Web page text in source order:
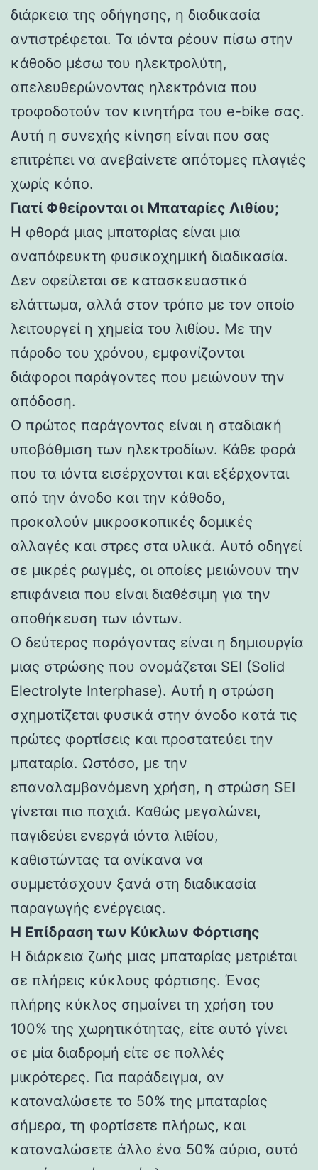
διάρκεια της οδήγησης, η διαδικασία
αντιστρέφεται. Τα ιόντα ρέουν πίσω στην
κάθοδο μέσω του ηλεκτρολύτη,
απελευθερώνοντας ηλεκτρόνια που
τροφοδοτούν τον κινητήρα του e-bike σας.
Αυτή η συνεχής κίνηση είναι που σας
επιτρέπει να ανεβαίνετε απότομες πλαγιές
χωρίς κόπο.
Γιατί Φθείρονται οι Μπαταρίες Λιθίου;
Η φθορά μιας μπαταρίας είναι μια
αναπόφευκτη φυσικοχημική διαδικασία.
Δεν οφείλεται σε κατασκευαστικό
ελάττωμα, αλλά στον τρόπο με τον οποίο
λειτουργεί η χημεία του λιθίου. Με την
πάροδο του χρόνου, εμφανίζονται
διάφοροι παράγοντες που μειώνουν την
απόδοση.
Ο πρώτος παράγοντας είναι η σταδιακή
υποβάθμιση των ηλεκτροδίων. Κάθε φορά
που τα ιόντα εισέρχονται και εξέρχονται
από την άνοδο και την κάθοδο,
προκαλούν μικροσκοπικές δομικές
αλλαγές και στρες στα υλικά. Αυτό οδηγεί
σε μικρές ρωγμές, οι οποίες μειώνουν την
επιφάνεια που είναι διαθέσιμη για την
αποθήκευση των ιόντων.
Ο δεύτερος παράγοντας είναι η δημιουργία
μιας στρώσης που ονομάζεται SEI (Solid
Electrolyte Interphase). Αυτή η στρώση
σχηματίζεται φυσικά στην άνοδο κατά τις
πρώτες φορτίσεις και προστατεύει την
μπαταρία. Ωστόσο, με την
επαναλαμβανόμενη χρήση, η στρώση SEI
γίνεται πιο παχιά. Καθώς μεγαλώνει,
παγιδεύει ενεργά ιόντα λιθίου,
καθιστώντας τα ανίκανα να
συμμετάσχουν ξανά στη διαδικασία
παραγωγής ενέργειας.
Η Επίδραση των Κύκλων Φόρτισης
Η διάρκεια ζωής μιας μπαταρίας μετριέται
σε πλήρεις κύκλους φόρτισης. Ένας
πλήρης κύκλος σημαίνει τη χρήση του
100% της χωρητικότητας, είτε αυτό γίνει
σε μία διαδρομή είτε σε πολλές
μικρότερες. Για παράδειγμα, αν
καταναλώσετε το 50% της μπαταρίας
σήμερα, τη φορτίσετε πλήρως, και
καταναλώσετε άλλο ένα 50% αύριο, αυτό